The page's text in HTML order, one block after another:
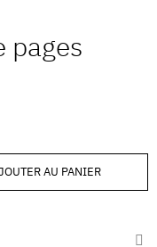
pages
AU PANIER